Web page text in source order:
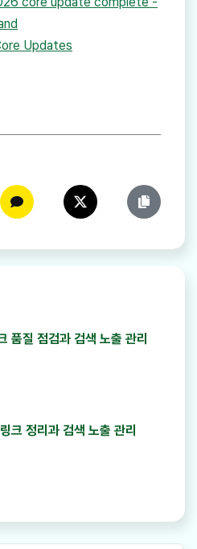
Updates
공유하기
카카오톡에 공유하기트위터에 공유하기링크 복사
품질 점검과 검색 노출 관리
크 정리과 검색 노출 관리